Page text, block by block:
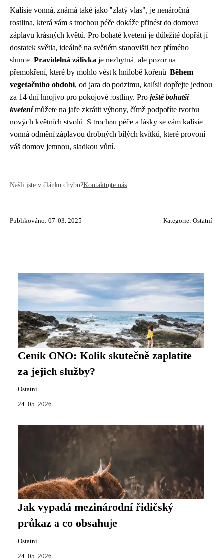
Kalísie vonná, známá také jako "zlatý vlas", je nenáročná
rostlina, která vám s trochou péče dokáže přinést do domova
záplavu krásných květů. Pro bohaté kvetení je důležité dopřát jí
dostatek světla, ideálně na světlém stanovišti bez přímého
slunce. Pravidelná zálivka je nezbytná, ale pozor na
přemokření, které by mohlo vést k hnilobě kořenů. Během
vegetačního období, od jara do podzimu, kalísii dopřejte jednou
za 14 dní hnojivo pro pokojové rostliny. Pro ještě bohatší
kvetenímůžete na jaře zkrátit výhony, čímž podpoříte tvorbu
nových květních stvolů. S trochou péče a lásky se vám kalísie
vonná odmění záplavou drobných bílých kvítků, které provoní
váš domov jemnou, sladkou vůní.
Našli jste v článku chybu?Kontaktujte nás
Publikováno: 07. 03. 2025 Kategorie: Ostatní
Ceník ONO: Kolik skutečně zaplatíte
za jejich služby?
Ostatní
24. 05. 2026
Jak vypadá mezinárodní řidičský
průkaz a co obsahuje
Ostatní
24. 05. 2026